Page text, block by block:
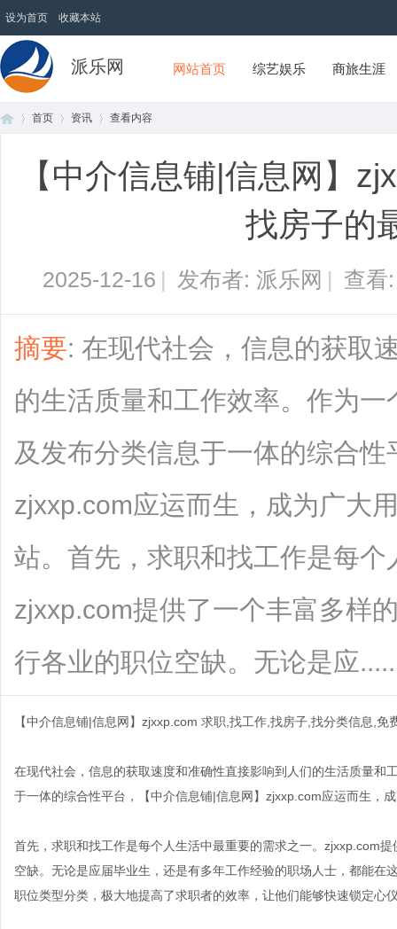
设为首页 收藏本站
派乐网 网站首页 综艺娱乐 商旅生涯
首页 资讯 查看内容
【中介信息铺|信息网】
找房子的
2025-12-16 | 发布者: 派乐网 | 查
摘要: 在现代社会，信息的获取
的生活质量和工作效率。作为
及发布分类信息于一体的综合
zjxxp.com应运而生，成为广大
站。首先，求职和找工作是每
zjxxp.com提供了一个丰富多样
行各业的职位空缺。无论是应
【中介信息铺|信息网】zjxxp.com 求职,找工作,找房子,找分类信息,免
在现代社会，信息的获取速度和准确性直接影响到人们的生活质量和
于一体的综合性平台，【中介信息铺|信息网】zjxxp.com应运而生，
首先，求职和找工作是每个人生活中最重要的需求之一。zjxxp.com
空缺。无论是应届毕业生，还是有多年工作经验的职场人士，都能
职位类型分类，极大地提高了求职者的效率，让他们能够快速锁定心